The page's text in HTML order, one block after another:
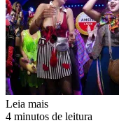
Leia mais
4 minutos de leitura